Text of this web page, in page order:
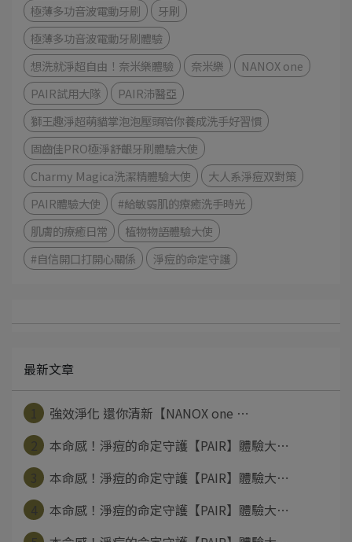
極薄多功音波電動牙刷
牙刷
極薄多功音波電動牙刷體驗
想洗就淨超自由！奈米樂體驗
奈米樂
NANOX one
PAIR試用大隊
PAIR沛醫亞
獅王趣淨超萌貓掌泡泡壓頭陪你養成洗手好習慣
固齒佳PRO極淨舒齦牙刷體驗大使
Charmy Magica洗潔精體驗大使
大人系淨痘双對策
PAIR體驗大使
#給敏弱肌的療癒洗手時光
肌膚的療癒日常
植物物語體驗大使
#自信開口打開心關係
淨痘的命定守護
最新文章
強效淨化 還你清新【NANOX one ⋯
本命感！淨痘的命定守護【PAIR】體驗大⋯
本命感！淨痘的命定守護【PAIR】體驗大⋯
本命感！淨痘的命定守護【PAIR】體驗大⋯